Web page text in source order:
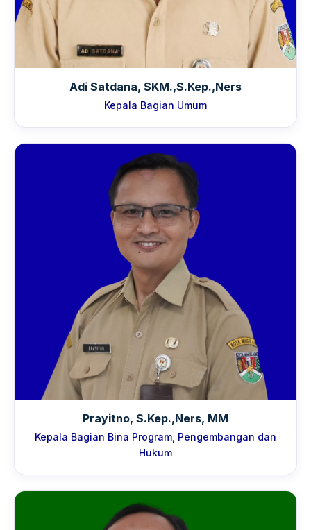
Adi Satdana, SKM.,S.Kep.,Ners
Kepala Bagian Umum
Prayitno, S.Kep.,Ners, MM
Kepala Bagian Bina Program, Pengembangan dan
Hukum